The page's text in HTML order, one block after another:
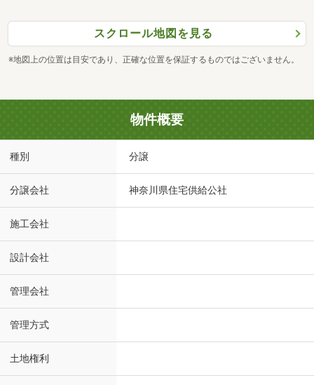
スクロール地図を見る
※地図上の位置は目安であり、正確な位置を保証するものではございません。
物件概要
種別 分譲
分譲会社 神奈川県住宅供給公社
施工会社
設計会社
管理会社
管理方式
土地権利